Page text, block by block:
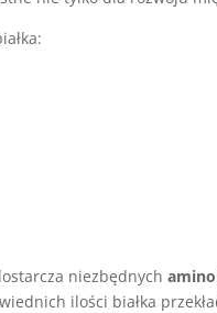
niezbędnych
ilości białka